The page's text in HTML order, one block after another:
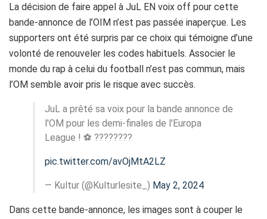
La décision de faire appel à JuL EN voix off pour cette
bande-annonce de l’OIM n’est pas passée inaperçue. Les
supporters ont été surpris par ce choix qui témoigne d’une
volonté de renouveler les codes habituels. Associer le
monde du rap à celui du football n’est pas commun, mais
l’OM semble avoir pris le risque avec succès.
JuL a prêté sa voix pour la bande annonce de
l'OM pour les demi-finales de l'Europa
League ! ⚽️ ????????
pic.twitter.com/avOjMtA2LZ
— Kultur (@Kulturlesite_) May 2, 2024
Dans cette bande-annonce, les images sont à couper le